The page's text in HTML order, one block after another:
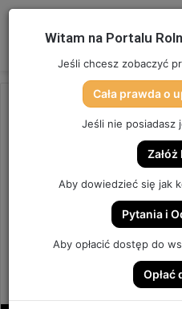
Menu
Strona główna/OSTATNIO
LIPIEC 2025 –
LIPIEC 2025 - PIGUŁKA
Hektar Wiedzy Admin
Send18
Witam na Portalu
Jeśli chcesz zobaczyć
Cała prawda o
Jeśli nie posiadasz
Aby dowiedzieć się jak
Pytania i
Aby opłacić dostęp do
Opłać